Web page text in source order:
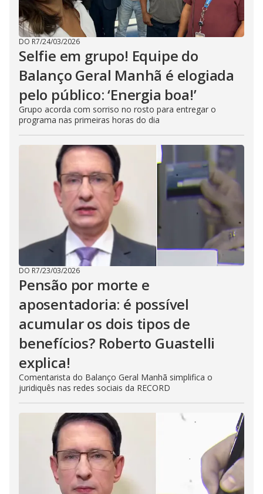
DO R7/24/03/2026
Selfie em grupo! Equipe do
Balanço Geral Manhã é elogiada
pelo público: ‘Energia boa!’
Grupo acorda com sorriso no rosto para entregar o
programa nas primeiras horas do dia
DO R7/23/03/2026
Pensão por morte e
aposentadoria: é possível
acumular os dois tipos de
benefícios? Roberto Guastelli
explica!
Comentarista do Balanço Geral Manhã simplifica o
juridiquês nas redes sociais da RECORD